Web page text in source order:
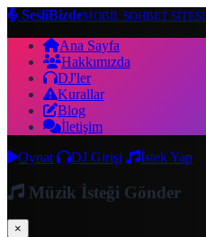
SesliBizdeMOBİL SOHBET SİTESİ
Ana Sayfa
Hakkımızda
DJ'ler
Kurallar
Blog
İletişim
Oynat
DJ Girişi İstek Yap
Müzik İsteği Gönder
×